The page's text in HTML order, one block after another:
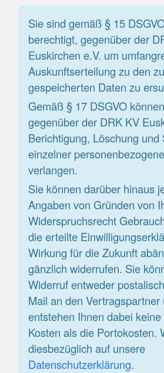
Sie sind gemäß § 15
berechtigt, gegenüber der
Euskirchen e.V. um
Auskunftserteilung zu den
gespeicherten Daten zu
Gemäß § 17 DSGVO
gegenüber der DRK KV
Berichtigung, Löschung und
einzelner
verlangen.
Sie können darüber hinaus
Angaben von Gründen von
Widerspruchsrecht
die erteilte
Wirkung für die Zukunft
gänzlich widerrufen. Sie
Widerruf entweder
Mail an den
entstehen Ihnen dabei
Kosten als die Portokosten.
diesbezüglich auf unsere
Datenschutzerklärung.